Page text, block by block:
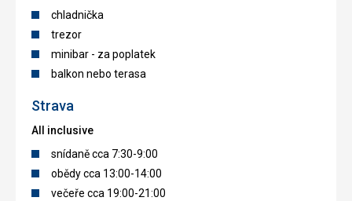
chladnička
trezor
minibar - za poplatek
balkon nebo terasa
Strava
All inclusive
snídaně cca 7:30-9:00
obědy cca 13:00-14:00
večeře cca 19:00-21:00